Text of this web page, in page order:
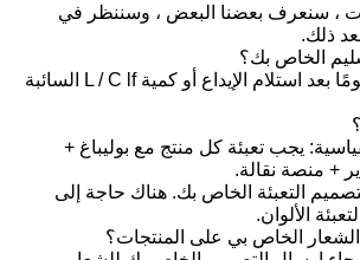
2-3 مرات ، سنعرف بعضنا البعض ، وسننظر في
ذلك.
الخاص بك؟
ج: بشكل عام ، 15 يومًا بعد استلام الإيداع أو كمية L / C lf السائبة
يجب تعبئة كل منتج مع بوليباغ +
+ منصة نقالة.
لتصميم التعبئة الخاص بك. هناك حاجة إلى
الألوان.
الخاص بي على المنتجات؟